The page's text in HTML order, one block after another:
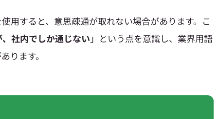
用すると、意思疎通が取れない場合があります。こ
社内でしか通じない 」という点を意識し、業界用語
ります。